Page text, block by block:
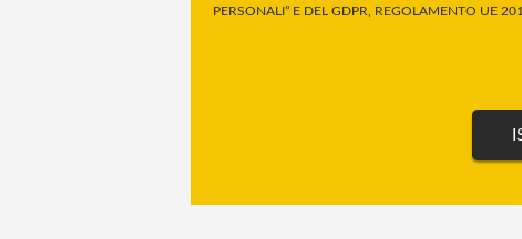
PERSONALI” E DEL GDPR, REGOLAMENTO UE